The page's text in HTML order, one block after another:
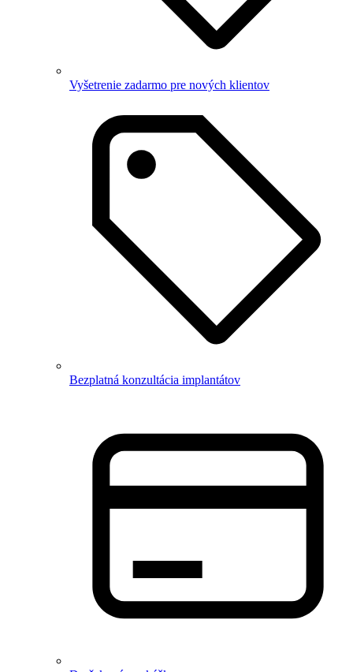
Vyšetrenie zadarmo pre nových klientov
Bezplatná konzultácia implantátov